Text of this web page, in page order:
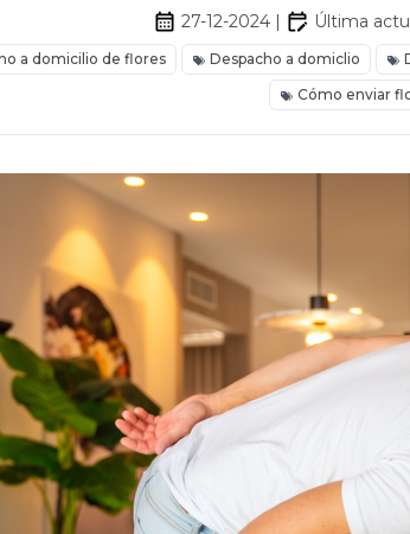
27-12-2024 | Última
a domicilio de flores Despacho a domiclio
Cómo enviar